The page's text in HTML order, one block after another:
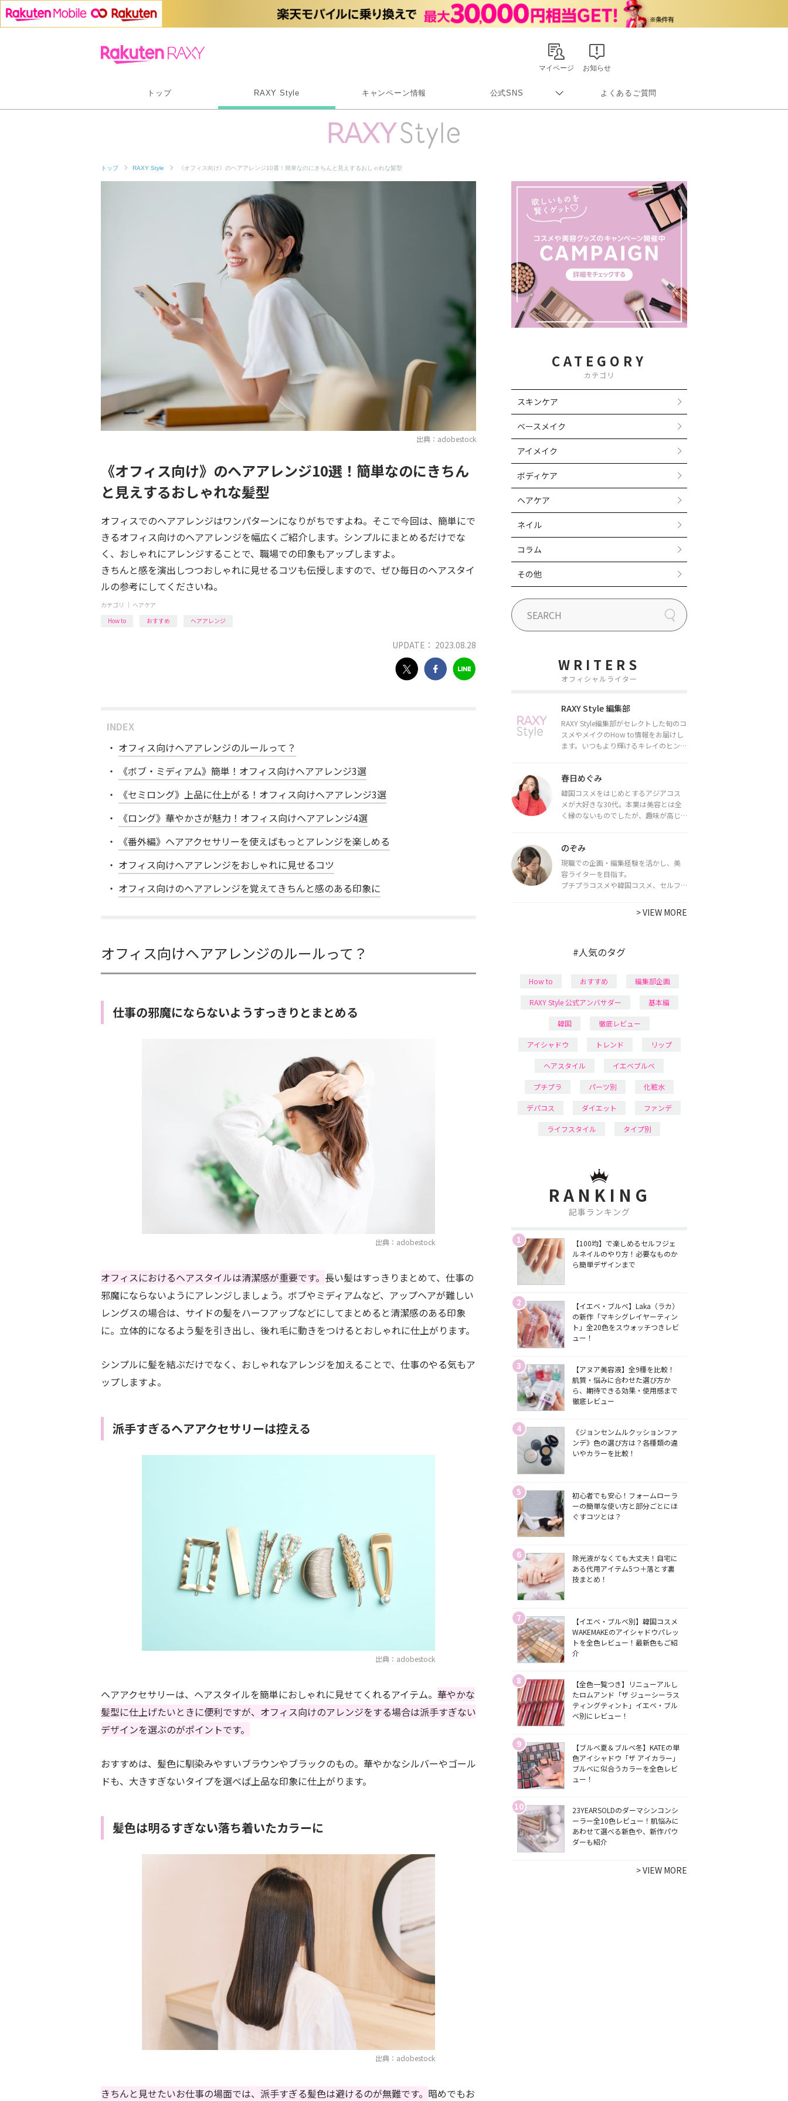
お知らせ
マイページ
トップ RAXY Style キャンペーン情報 公式SNS
Rakuten Link
よくあるご質問
トップ RAXY Style 《オフィス向け》のヘアアレンジ10選！簡単なのにきちんと見えするおしゃれな髪型
出典：adobestock
《オフィス向け》のヘアアレンジ10選！簡単なのにきちん
と見えするおしゃれな髪型
オフィスでのヘアアレンジはワンパターンになりがちですよね。そこで今回は、簡単にで
きるオフィス向けのヘアアレンジを幅広くご紹介します。シンプルにまとめるだけでな
く、おしゃれにアレンジすることで、職場での印象もアップしますよ。
きちんと感を演出しつつおしゃれに見せるコツも伝授しますので、ぜひ毎日のヘアスタイ
ルの参考にしてくださいね。
カテゴリ ｜ ヘアケア
How to
おすすめ ヘアアレンジ
UPDATE： 2023.08.28
INDEX
オフィス向けヘアアレンジのルールって？
《ボブ・ミディアム》簡単！オフィス向けヘアアレンジ3選
《セミロング》上品に仕上がる！オフィス向けヘアアレンジ3選
《ロング》華やかさが魅力！オフィス向けヘアアレンジ4選
《番外編》ヘアアクセサリーを使えばもっとアレンジを楽しめる
オフィス向けヘアアレンジをおしゃれに見せるコツ
オフィス向けのヘアアレンジを覚えてきちんと感のある印象に
オフィス向けヘアアレンジのルールって？
仕事の邪魔にならないようすっきりとまとめる
出典：adobestock
オフィスにおけるヘアスタイルは清潔感が重要です。 長い髪はすっきりまとめて、仕事の
邪魔にならないようにアレンジしましょう。ボブやミディアムなど、アップヘアが難しい
レングスの場合は、サイドの髪をハーフアップなどにしてまとめると清潔感のある印象
に。立体的になるよう髪を引き出し、後れ毛に動きをつけるとおしゃれに仕上がります。
シンプルに髪を結ぶだけでなく、おしゃれなアレンジを加えることで、仕事のやる気もア
ップしますよ。
派手すぎるヘアアクセサリーは控える
出典：adobestock
ヘアアクセサリーは、ヘアスタイルを簡単におしゃれに見せてくれるアイテム。 華やかな
髪型に仕上げたいときに便利ですが、オフィス向けのアレンジをする場合は派手すぎない
デザインを選ぶのがポイントです。
おすすめは、髪色に馴染みやすいブラウンやブラックのもの。華やかなシルバーやゴール
ドも、大きすぎないタイプを選べば上品な印象に仕上がります。
髪色は明るすぎない落ち着いたカラーに
出典：adobestock
きちんと見せたいお仕事の場面では、派手すぎる髪色は避けるのが無難です。 暗めでもお
CATEGORY
カテゴリ
スキンケア
ベースメイク
アイメイク
ボディケア
ヘアケア
ネイル
コラム
その他
WRITERS
オフィシャルライター
RAXY Style 編集部
RAXY Style編集部がセレクトした旬のコ
スメやメイクのHow to情報をお届けし
ます。いつもより輝けるキレイのヒント
春日めぐみ
韓国コスメをはじめとするアジアコス
メが大好きな30代。本業は美容とは全
く縁のないものでしたが、趣味が高じ
ライターとして活動中。
都内で16タイプパーソナルカラー診
断・顔タイプ診断・骨格診断によるイ
メージコンサルティングも行っていま
のぞみ
現職での企画・編集経験を活かし、美
容ライターを目指す。
プチプラコスメや韓国コスメ、セルフ
で最新情報をチェック。家事や育児の合
間に取り入れられる時短美容テクも実
>VIEW MORE
#人気のタグ
How to おすすめ 編集部企画
RAXY Style 公式アンバサダー 基本編
韓国 徹底レビュー
アイシャドウ トレンド リップ
ヘアスタイル イエベブルベ
プチプラ パーツ別 化粧水
デパコス ダイエット ファンデ
ライフスタイル タイプ別
RANKING
記事ランキング
1
【100均】で楽しめるセルフジェ
ルネイルのやり方！必要なものか
ら簡単デザインまで
2
【イエベ・ブルベ】Laka（ラカ）
の新作「マキシグレイヤーティン
ト」全20色をスウォッチつきレビ
ュー！
3
【アヌア美容液】全9種を比較！
肌質・悩みに合わせた選び方か
ら、期待できる効果・使用感まで
徹底レビュー
4
《ジョンセンムルクッションファ
ンデ》色の選び方は？各種類の違
いやカラーを比較！
5
初心者でも安心！フォームローラ
ーの簡単な使い方と部分ごとにほ
ぐすコツとは？
6
除光液がなくても大丈夫！自宅に
ある代用アイテム5つ＋落とす裏
技まとめ！
7
【イエベ・ブルベ別】韓国コスメ
WAKEMAKEのアイシャドウパレッ
トを全色レビュー！最新色もご紹
介
8
【全色一覧つき】リニューアルし
たロムアンド「ザ ジューシーラス
ティングティント」イエベ・ブル
ベ別にレビュー！
9
【ブルベ夏＆ブルベ冬】KATEの単
色アイシャドウ「ザ アイカラー」
ブルベに似合うカラーを全色レビ
ュー！
10
23YEARSOLDのダーマシンコンシ
ーラー全10色レビュー！肌悩みに
あわせて選べる新色や、新作パウ
ダーも紹介
>VIEW MORE